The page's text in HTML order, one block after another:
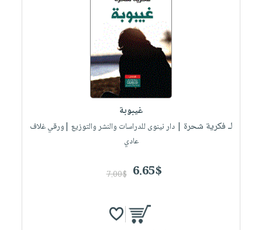
غيبوبة
لـ فكرية شحرة | دار نينوى للدراسات والنشر والتوزيع |ورقي غلاف
عادي
6.65$
7.00$